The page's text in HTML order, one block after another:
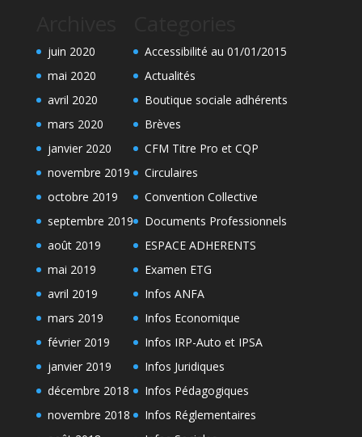
juin 2020
mai 2020
avril 2020
mars 2020
janvier 2020
novembre 2019
octobre 2019
septembre 2019
août 2019
mai 2019
avril 2019
mars 2019
février 2019
janvier 2019
décembre 2018
novembre 2018
Accessibilité au 01/01/2015
Actualités
Boutique sociale adhérents
Brèves
CFM Titre Pro et CQP
Circulaires
Convention Collective
Documents Professionnels
ESPACE ADHERENTS
Examen ETG
Infos ANFA
Infos Economique
Infos IRP-Auto et IPSA
Infos Juridiques
Infos Pédagogiques
Infos Réglementaires